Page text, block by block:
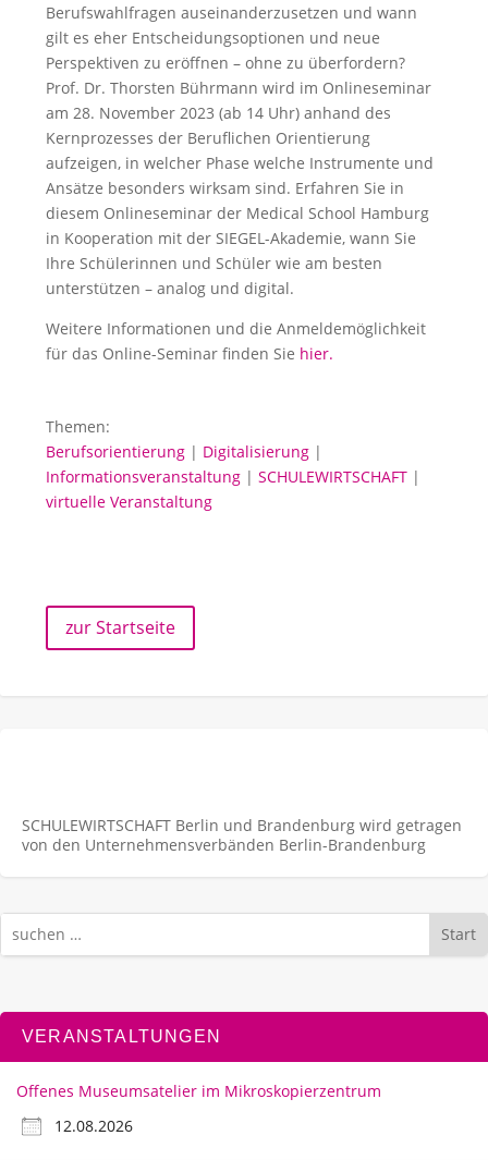
Berufswahlfragen auseinanderzusetzen und wann
gilt es eher Entscheidungsoptionen und neue
Perspektiven zu eröffnen – ohne zu überfordern?
Prof. Dr. Thorsten Bührmann wird im Onlineseminar
am 28. November 2023 (ab 14 Uhr) anhand des
Kernprozesses der Beruflichen Orientierung
aufzeigen, in welcher Phase welche Instrumente und
Ansätze besonders wirksam sind. Erfahren Sie in
diesem Onlineseminar der Medical School Hamburg
in Kooperation mit der SIEGEL-Akademie, wann Sie
Ihre Schülerinnen und Schüler wie am besten
unterstützen – analog und digital.
Weitere Informationen und die Anmeldemöglichkeit
für das Online-Seminar finden Sie hier.
Themen:
Berufsorientierung | Digitalisierung |
Informationsveranstaltung | SCHULEWIRTSCHAFT |
virtuelle Veranstaltung
zur Startseite
SCHULEWIRTSCHAFT Berlin und Brandenburg wird getragen
von den Unternehmens­verbänden Berlin-Brandenburg
Start
VERANSTALTUNGEN
Offenes Museumsatelier im Mikroskopierzentrum
12.08.2026